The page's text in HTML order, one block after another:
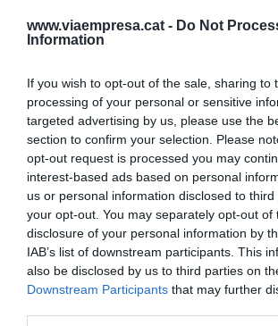
www.viaempresa.cat - Do Not
Information
If you wish to opt-out of the sale, sharing to
processing of your personal or sensitive
targeted advertising by us, please use the
section to confirm your selection. Please
opt-out request is processed you may
interest-based ads based on personal
us or personal information disclosed to
your opt-out. You may separately opt-out of
disclosure of your personal information by
IAB’s list of downstream participants. This
also be disclosed by us to third parties on
Downstream Participants that may further
al projecte.
El vicepresident de Mobilitat de
defensat que el noumotosharing
permetrà contribuir a promoure la
sostenible, elèctrica, segura i
com la reducció de les emissions i
del vehicle privat, la millora de la
foment de la intermodalitat i, fins i
d'hàbits de la ciutadania.
Les noves llicències tindran una